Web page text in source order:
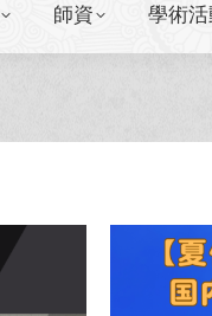
師資 學術